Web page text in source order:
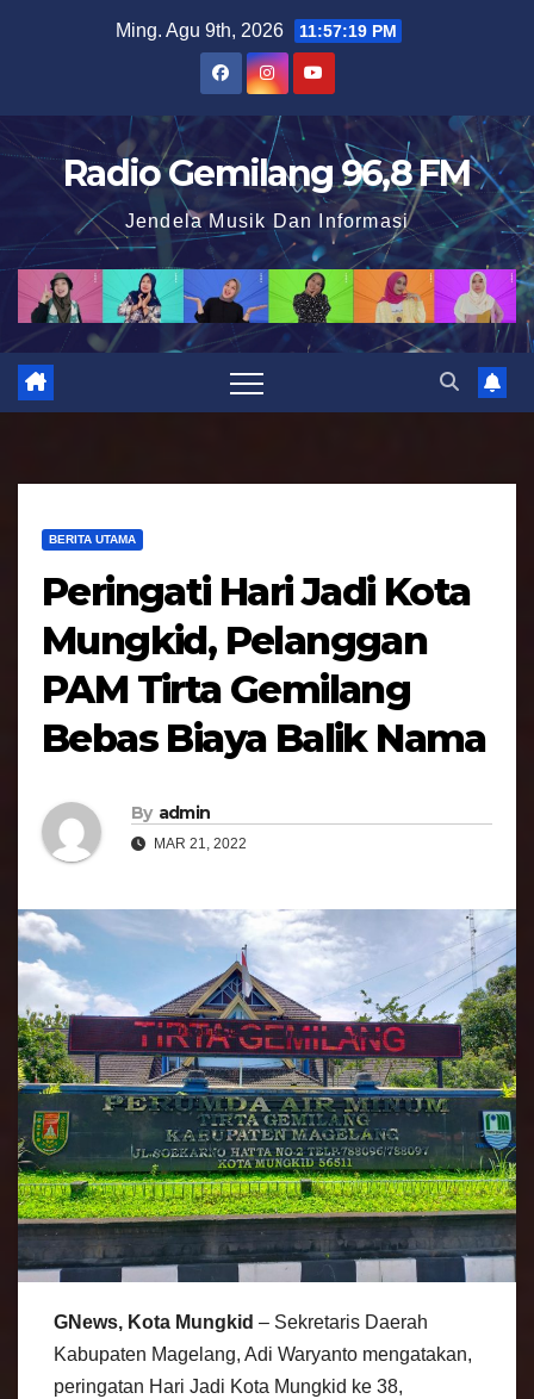
t
o
n
Ming. Agu 9th, 2026 11:57:20 PM
Radio Gemilang 96,8 FM
Jendela Musik Dan Informasi
BERITA UTAMA
Peringati Hari Jadi Kota
Mungkid, Pelanggan
PAM Tirta Gemilang
Bebas Biaya Balik Nama
By admin
MAR 21, 2022
GNews, Kota Mungkid – Sekretaris Daerah
Kabupaten Magelang, Adi Waryanto mengatakan,
peringatan Hari Jadi Kota Mungkid ke 38,